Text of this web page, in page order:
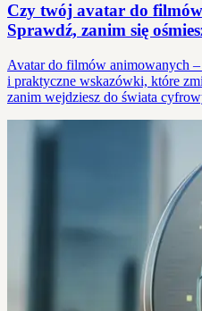
Czy twój avatar do
Sprawdź, zanim się
Avatar do filmów animowanych
i praktyczne wskazówki, które
zanim wejdziesz do świata